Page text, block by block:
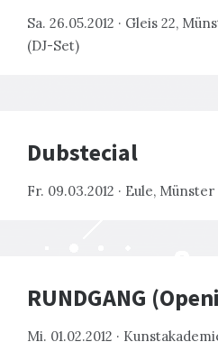
Sa. 26.05.2012 · Gleis 22,
(DJ-Set)
Dubstecial
Fr. 09.03.2012 · Eule,
RUNDGANG
Mi. 01.02.2012 ·